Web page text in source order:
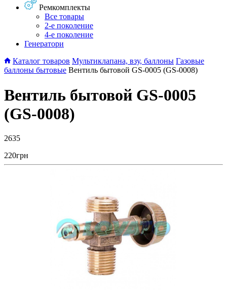
Ремкомплекты
Все товары
2-е поколение
4-е поколение
Генератори
Каталог товаров Мультиклапана, взу, баллоны Газовые
баллоны бытовые Вентиль бытовой GS-0005 (GS-0008)
Вентиль бытовой GS-0005
(GS-0008)
2635
220грн